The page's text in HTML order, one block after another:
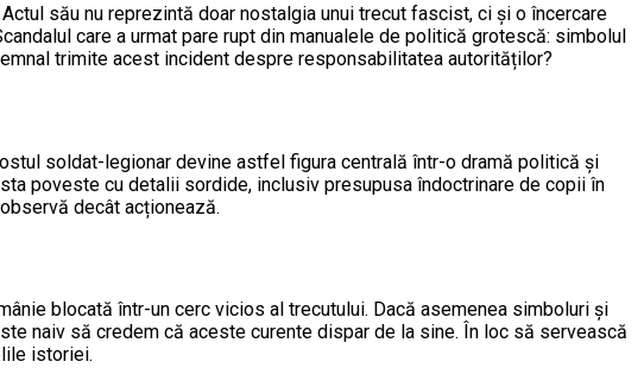
său nu reprezintă doar nostalgia unui trecut fascist, ci și o încercare
care a urmat pare rupt din manualele de politică grotescă: simbolul
trimite acest incident despre responsabilitatea autorităților?
soldat-legionar devine astfel figura centrală într-o dramă politică și
poveste cu detalii sordide, inclusiv presupusa îndoctrinare de copii în
decât acționează.
blocată într-un cerc vicios al trecutului. Dacă asemenea simboluri și
naiv să credem că aceste curente dispar de la sine. În loc să servească
istoriei.